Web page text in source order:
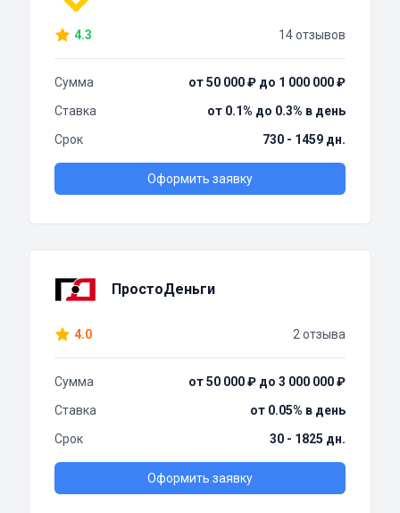
4.3 14 отзывов
Сумма
от 50 000 ₽ до 1 000 000 ₽
Ставка
от 0.1% до 0.3% в день
Срок
730 - 1459 дн.
Оформить заявку
ПростоДеньги
4.0 2 отзыва
Сумма
от 50 000 ₽ до 3 000 000 ₽
Ставка
от 0.05% в день
Срок
30 - 1825 дн.
Оформить заявку